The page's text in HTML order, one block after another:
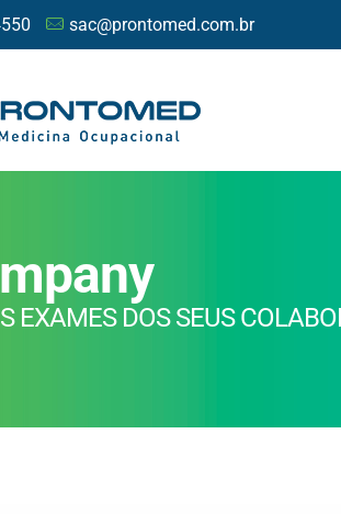
sac@prontomed.com.br
EXAMES DOS SEUS